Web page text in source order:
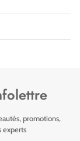
promotions,
experts